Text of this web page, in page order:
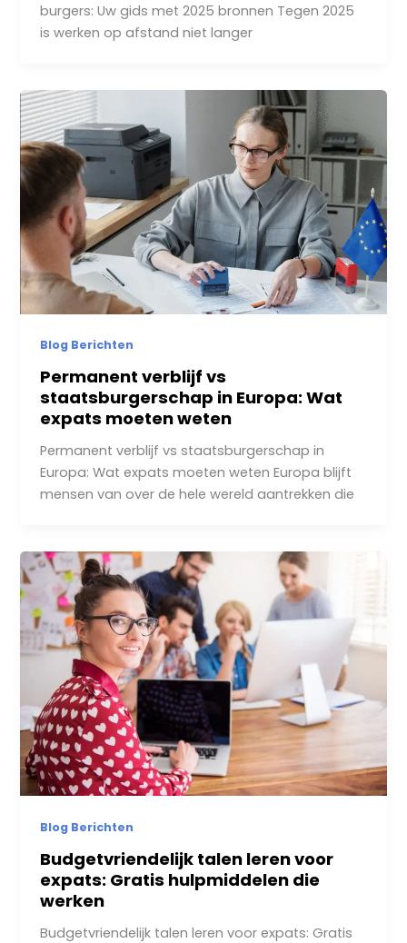
burgers: Uw gids met 2025 bronnen Tegen 2025
is werken op afstand niet langer
Blog Berichten
Permanent verblijf vs
staatsburgerschap in Europa: Wat
expats moeten weten
Permanent verblijf vs staatsburgerschap in
Europa: Wat expats moeten weten Europa blijft
mensen van over de hele wereld aantrekken die
Blog Berichten
Budgetvriendelijk talen leren voor
expats: Gratis hulpmiddelen die
werken
Budgetvriendelijk talen leren voor expats: Gratis